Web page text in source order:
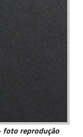
foto reprodução